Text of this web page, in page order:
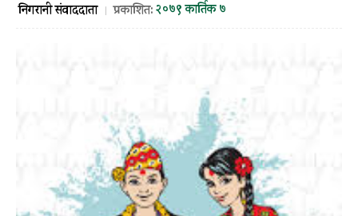
निगरानी संवाददाता प्रकाशित:२०७९ कार्तिक ७